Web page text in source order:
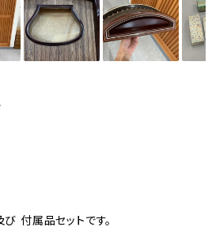
付属品セットです。